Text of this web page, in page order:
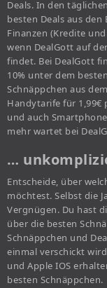
Deals. In den
besten Deals aus
Finanzen (Kredite
wenn DealGott auf
findet. Bei DealGott
10% unter dem
Schnäppchen aus
Handytarife für
und auch
mehr wartet bei
…
Entscheide, über
möchtest. Selbst die
Vergnügen. Du hast
über die besten
Schnäppchen und
einmal verschickt
und Apple IOS
besten Schnäppchen.